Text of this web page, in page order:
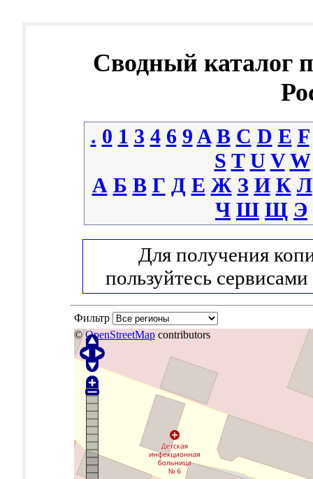
Сводный каталог
. 0 1 3 4 6 9 A B C D E F
S T U V W
А Б В Г Д Е Ж З И К Л
Ч Ш Щ Э
Для получения
пользуйтесь сервисами
Фильтр
©OpenStreetMap contributors